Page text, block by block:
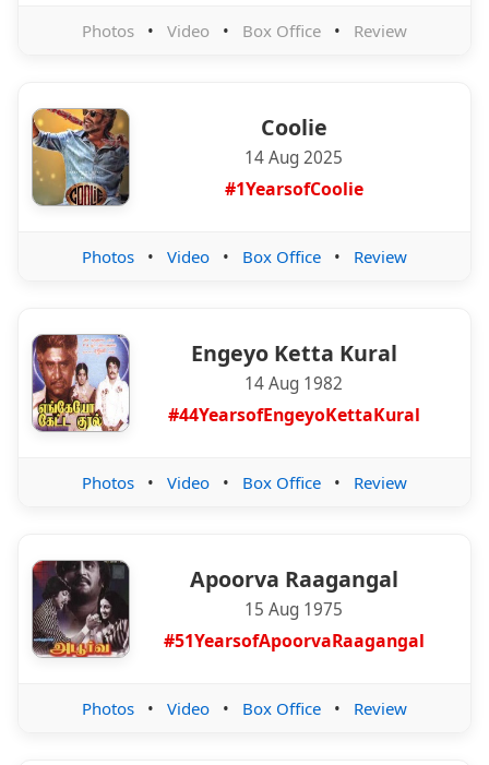
Photos • Video • Box Office • Review
Coolie
14 Aug 2025
#1YearsofCoolie
Photos • Video • Box Office • Review
Engeyo Ketta Kural
14 Aug 1982
#44YearsofEngeyoKettaKural
Photos • Video • Box Office • Review
Apoorva Raagangal
15 Aug 1975
#51YearsofApoorvaRaagangal
Photos • Video • Box Office • Review